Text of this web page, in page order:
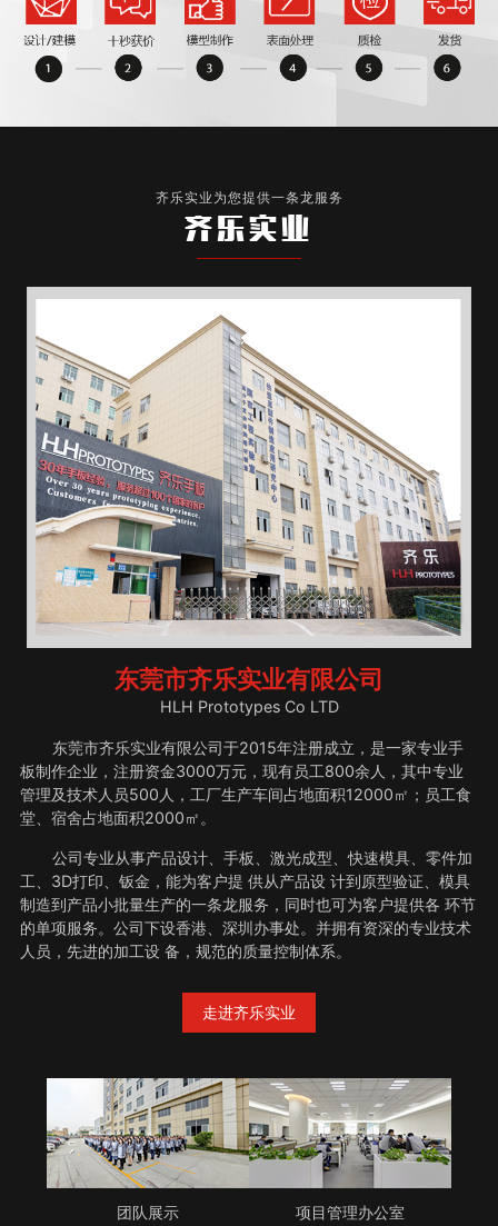
齐乐实业为您提供一条龙服务
齐乐实业
东莞市齐乐实业有限公司
HLH Prototypes Co LTD
东莞市齐乐实业有限公司于2015年注册成立，是一家专业手
板制作企业，注册资金3000万元，现有员工800余人，其中专业
管理及技术人员500人，工厂生产车间占地面积12000㎡；员工食
堂、宿舍占地面积2000㎡。
公司专业从事产品设计、手板、激光成型、快速模具、零件加
工、3D打印、钣金，能为客户提 供从产品设 计到原型验证、模具
制造到产品小批量生产的一条龙服务，同时也可为客户提供各 环节
的单项服务。公司下设香港、深圳办事处。并拥有资深的专业技术
人员，先进的加工设 备，规范的质量控制体系。
走进齐乐实业
团队展示 项目管理办公室